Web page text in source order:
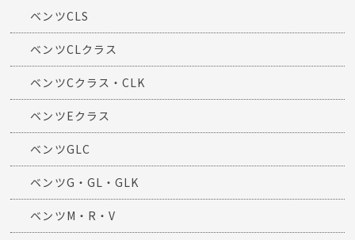
ベンツCLS
ベンツCLクラス
ベンツCクラス・CLK
ベンツEクラス
ベンツGLC
ベンツG・GL・GLK
ベンツM・R・V